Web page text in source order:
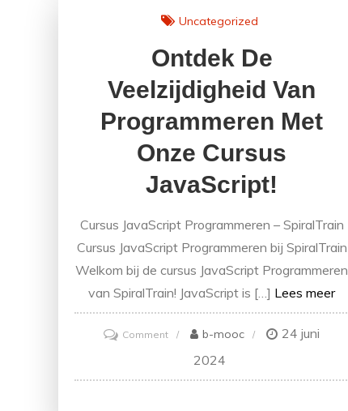
metUncategorized
Ontdek De
Veelzijdigheid Van
Programmeren Met
Onze Cursus
JavaScript!
Cursus JavaScript Programmeren – SpiralTrain
Cursus JavaScript Programmeren bij SpiralTrain
Welkom bij de cursus JavaScript Programmeren
van SpiralTrain! JavaScript is […] Lees meer
Commenton
Ontdek
de
b-mooc
24 juni
2024